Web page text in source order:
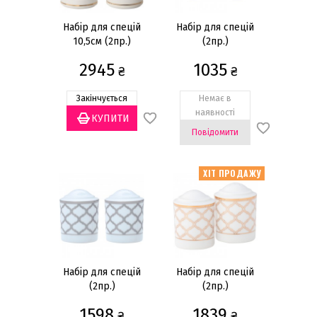
Золотий (1)
Мультиколор
Сірий (2)
Показати все
Декор
Інший (1)
Платина
(4)
Використання в мікрохвильовій печі
Ні (11)
Так
Набір для спецій
10,5см (2пр.)
2945₴
Закінчується
Набір для спецій
(2пр.)
1035₴
Немає в
наявності
Повідомити
Набір для спецій
(2пр.)
ХІТ ПРОДАЖУ
Набір для спецій
(2пр.)